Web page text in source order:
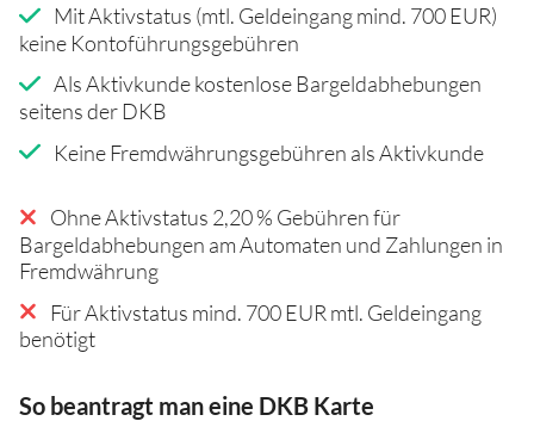
Mit Aktivstatus (mtl. Geldeingang mind. 700 EUR)
keine Kontoführungsgebühren
Als Aktivkunde kostenlose Bargeldabhebungen
seitens der DKB
Keine Fremdwährungsgebühren als Aktivkunde
Ohne Aktivstatus 2,20 % Gebühren für
Bargeldabhebungen am Automaten und Zahlungen in
Fremdwährung
Für Aktivstatus mind. 700 EUR mtl. Geldeingang
benötigt
So beantragt man eine DKB Karte